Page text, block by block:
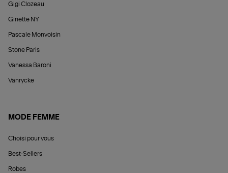
Gigi Clozeau
Ginette NY
Pascale Monvoisin
Stone Paris
Vanessa Baroni
Vanrycke
MODE FEMME
Choisi pour vous
Best-Sellers
Robes